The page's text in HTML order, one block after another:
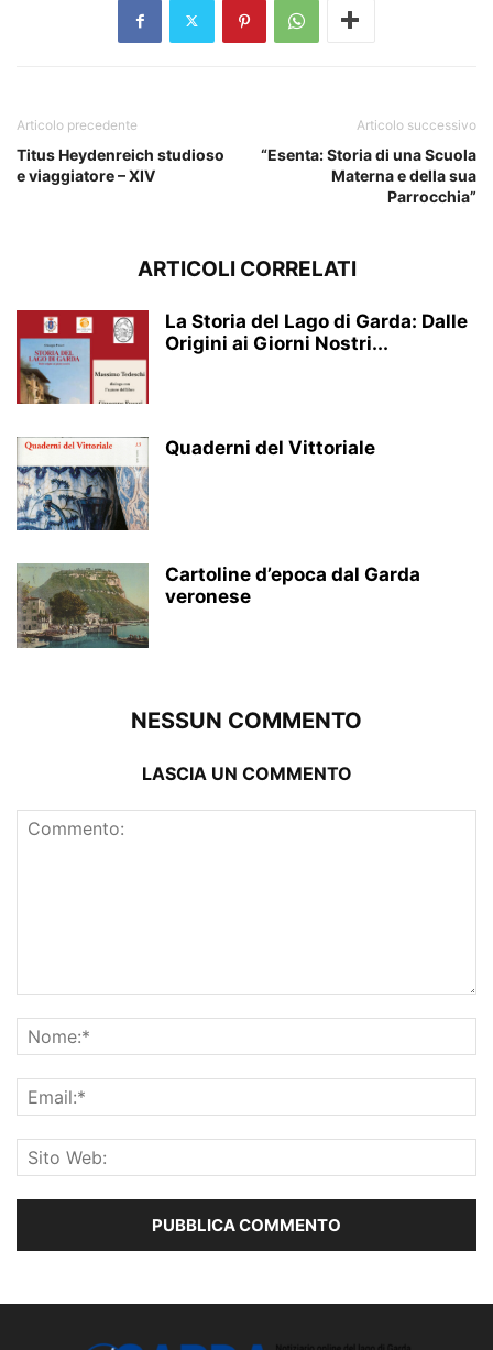
Articolo precedente
Titus Heydenreich studioso
e viaggiatore – XIV
Articolo successivo
“Esenta: Storia di una Scuola
Materna e della sua
Parrocchia”
ARTICOLI CORRELATI
La Storia del Lago di Garda: Dalle
Origini ai Giorni Nostri...
Quaderni del Vittoriale
Cartoline d’epoca dal Garda
veronese
NESSUN COMMENTO
LASCIA UN COMMENTO